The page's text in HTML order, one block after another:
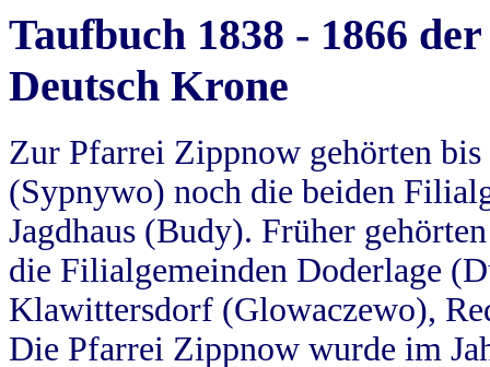
Taufbuch 1838 - 1866
Deutsch Krone
Zur Pfarrei Zippnow gehörten
(Sypnywo) noch die beiden
Jagdhaus (Budy). Früher
die Filialgemeinden Doderlage
Klawittersdorf (Glowaczewo),
Die Pfarrei Zippnow wurde im